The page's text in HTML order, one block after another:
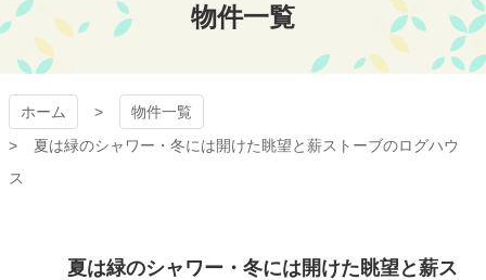
文
プ
物件一覧
ホーム
物件一覧
夏は緑のシャワー・冬には開けた眺望と薪ストーブのログハウ
ス
夏は緑のシャワー・冬には開けた眺望と薪ス